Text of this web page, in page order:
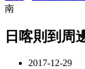
南
日喀則到周
2017-12-29